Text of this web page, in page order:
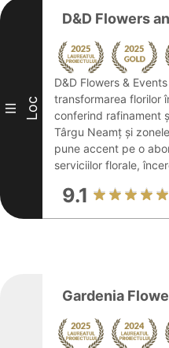
III Loc
D&D Flowers
D&D Flowers &
transformarea florilor
conferind rafinament
Târgu Neamț și
pune accent pe o
serviciilor florale,
9.1
Gardenia